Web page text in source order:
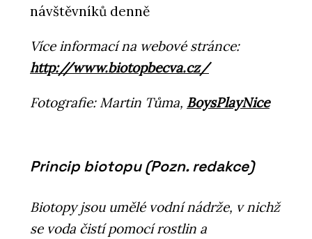
návštěvníků denně
Více informací na webové stránce:
http://www.biotopbecva.cz/
Fotografie: Martin Tůma, BoysPlayNice
Princip biotopu (Pozn. redakce)
Biotopy jsou umělé vodní nádrže, v nichž
se voda čistí pomocí rostlin a